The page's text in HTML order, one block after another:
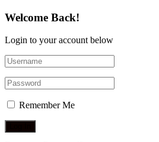
Welcome Back!
Login to your account below
Remember Me